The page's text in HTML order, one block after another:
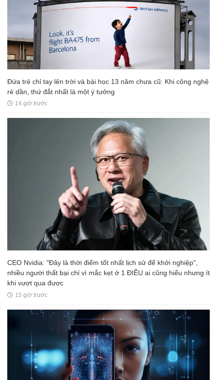
Đứa trẻ chỉ tay lên trời và bài học 13 năm chưa cũ: Khi công nghệ
rẻ dần, thứ đắt nhất là một ý tưởng
14 giờ trước
CEO Nvidia: "Đây là thời điểm tốt nhất lịch sử để khởi nghiệp",
nhiều người thất bại chỉ vì mắc kẹt ở 1 ĐIỀU ai cũng hiểu nhưng ít
khi vượt qua được
15 giờ trước